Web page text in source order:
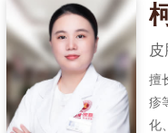
擅
疹
化